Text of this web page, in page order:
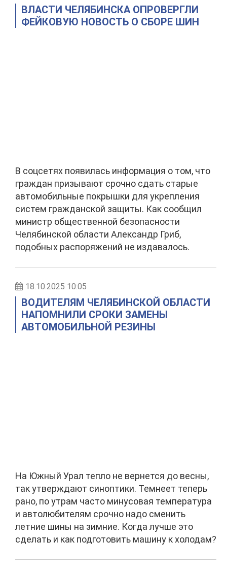
ВЛАСТИ ЧЕЛЯБИНСКА ОПРОВЕРГЛИ
ФЕЙКОВУЮ НОВОСТЬ О СБОРЕ ШИН
В соцсетях появилась информация о том, что
граждан призывают срочно сдать старые
автомобильные покрышки для укрепления
систем гражданской защиты. Как сообщил
министр общественной безопасности
Челябинской области Александр Гриб,
подобных распоряжений не издавалось.
18.10.2025 10:05
ВОДИТЕЛЯМ ЧЕЛЯБИНСКОЙ ОБЛАСТИ
НАПОМНИЛИ СРОКИ ЗАМЕНЫ
АВТОМОБИЛЬНОЙ РЕЗИНЫ
На Южный Урал тепло не вернется до весны,
так утверждают синоптики. Темнеет теперь
рано, по утрам часто минусовая температура
и автолюбителям срочно надо сменить
летние шины на зимние. Когда лучше это
сделать и как подготовить машину к холодам?